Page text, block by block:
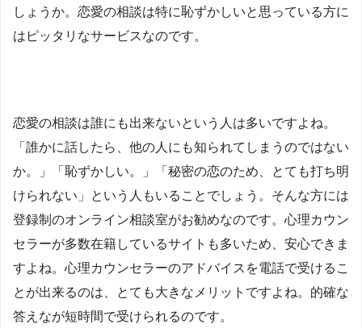
しょうか。恋愛の相談は特に恥ずかしいと思っている方に
はピッタリなサービスなのです。
恋愛の相談は誰にも出来ないという人は多いですよね。
「誰かに話したら、他の人にも知られてしまうのではない
か。」「恥ずかしい。」「秘密の恋のため、とても打ち明
けられない」という人もいることでしょう。そんな方には
登録制のオンライン相談室がお勧めなのです。心理カウン
セラーが多数在籍しているサイトも多いため、安心できま
すよね。心理カウンセラーのアドバイスを電話で受けるこ
とが出来るのは、とても大きなメリットですよね。的確な
答えなが短時間で受けられるのです。